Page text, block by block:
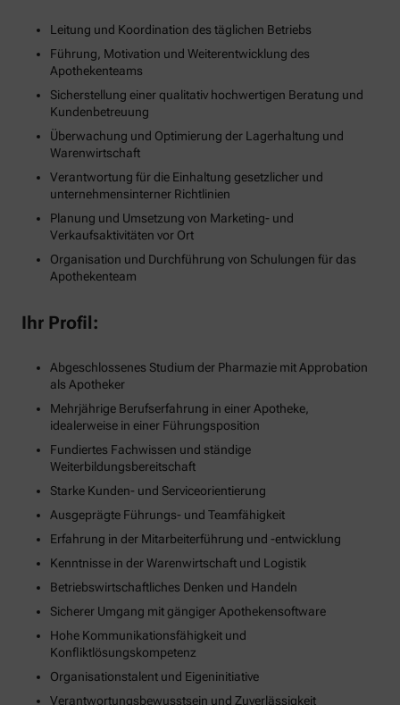
Leitung und Koordination des täglichen Betriebs
Führung, Motivation und Weiterentwicklung des
Apothekenteams
Sicherstellung einer qualitativ hochwertigen Beratung und
Kundenbetreuung
Überwachung und Optimierung der Lagerhaltung und
Warenwirtschaft
Verantwortung für die Einhaltung gesetzlicher und
unternehmensinterner Richtlinien
Planung und Umsetzung von Marketing- und
Verkaufsaktivitäten vor Ort
Organisation und Durchführung von Schulungen für das
Apothekenteam
Ihr Profil:
Abgeschlossenes Studium der Pharmazie mit Approbation
als Apotheker
Mehrjährige Berufserfahrung in einer Apotheke,
idealerweise in einer Führungsposition
Fundiertes Fachwissen und ständige
Weiterbildungsbereitschaft
Starke Kunden- und Serviceorientierung
Ausgeprägte Führungs- und Teamfähigkeit
Erfahrung in der Mitarbeiterführung und -entwicklung
Kenntnisse in der Warenwirtschaft und Logistik
Betriebswirtschaftliches Denken und Handeln
Sicherer Umgang mit gängiger Apothekensoftware
Hohe Kommunikationsfähigkeit und
Konfliktlösungskompetenz
Organisationstalent und Eigeninitiative
Verantwortungsbewusstsein und Zuverlässigkeit